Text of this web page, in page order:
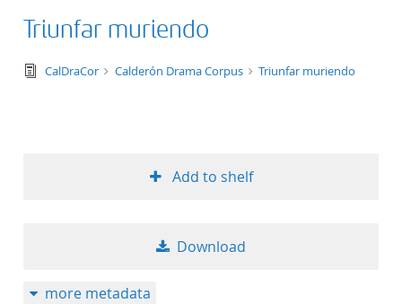
Triunfar muriendo
text/tg.edition+tg.aggregation+xml
CalDraCor Calderón Drama Corpus Triunfar muriendo
Add to shelf
Download
more metadata